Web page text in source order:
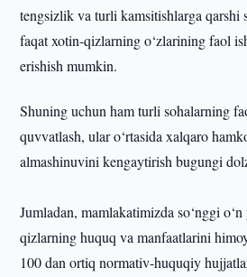
tengsizlik va turli kamsitishlarga qarshi
faqat xotin-qizlarning o‘zlarining faol
erishish mumkin.
Shuning uchun ham turli sohalarning
quvvatlash, ular o‘rtasida xalqaro
almashinuvini kengaytirish bugungi
Jumladan, mamlakatimizda so‘nggi
qizlarning huquq va manfaatlarini
100 dan ortiq normativ-huquqiy